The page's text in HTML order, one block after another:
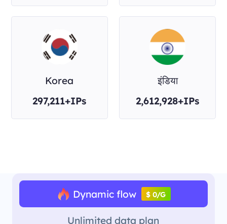
Korea
297,211+IPs
इंडिया
2,612,928+IPs
Dynamic flow $ 0/G
Unlimited data plan